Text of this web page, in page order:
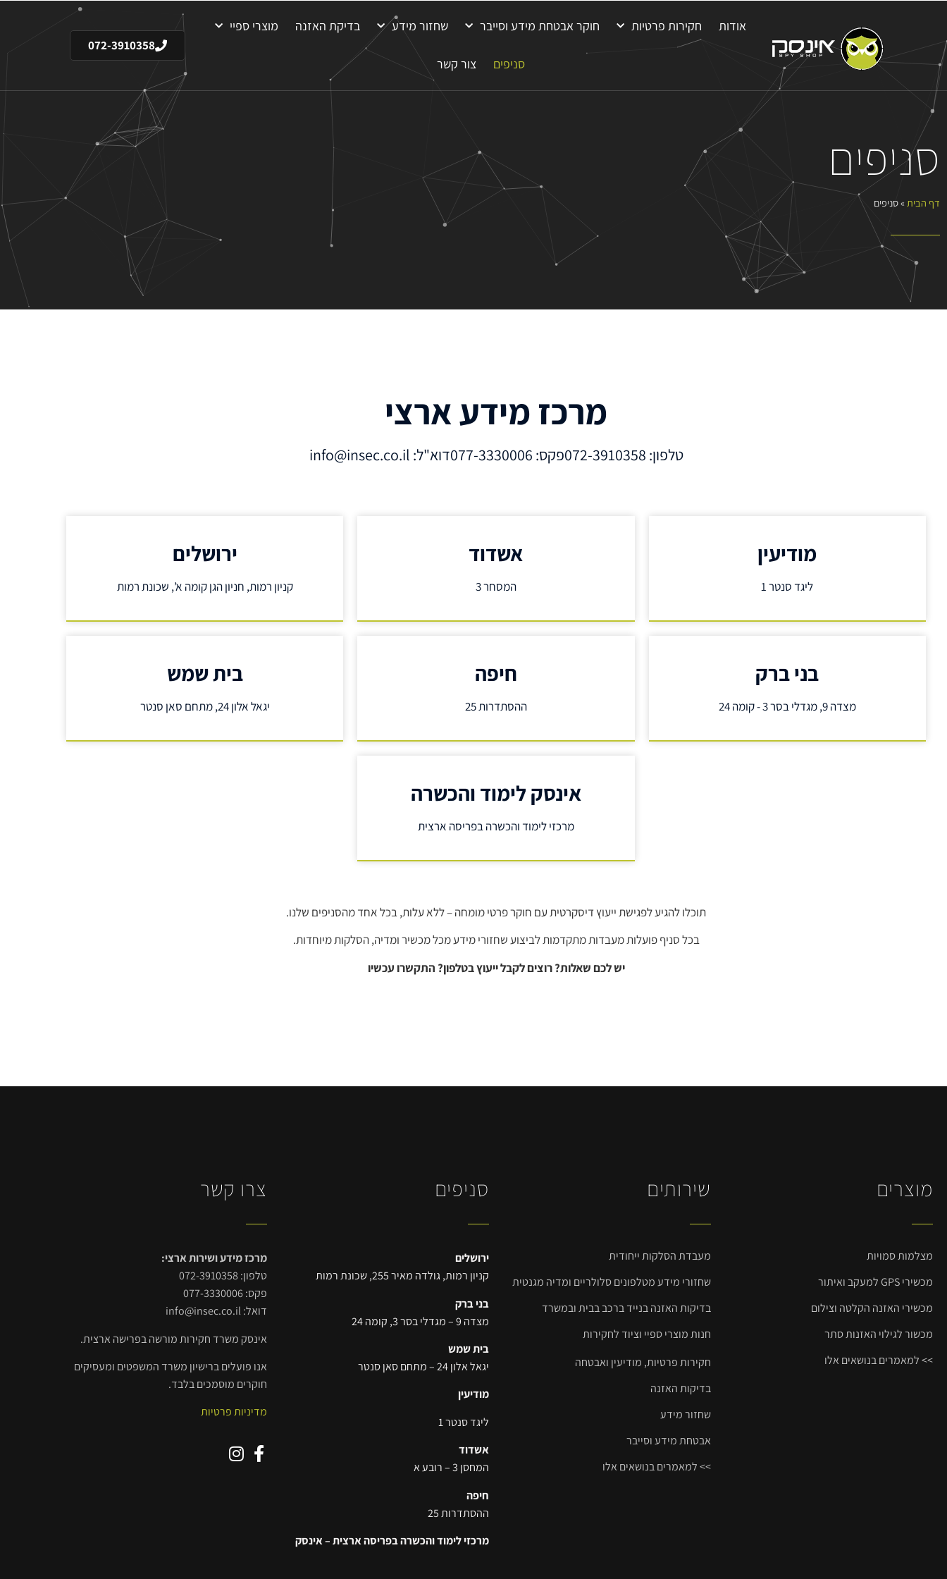
אודות חקירות פרטיות חוקר אבטחת מידע וסייבר שחזור מידע בדיקת האזנה מוצרי ספיי
סניפים צור קשר
072-3910358
סניפים
דף הבית »סניפים
מרכז מידע ארצי
טלפון: 072-3910358 פקס: 077-3330006 דוא"ל: info@insec.co.il
מודיעין
ליגד סנטר 1
בני ברק
מצדה 9, מגדלי בסר 3 - קומה 24
אשדוד
המסחר 3
חיפה
ההסתדרות 25
אינסק לימוד והכשרה
מרכזי לימוד והכשרה בפריסה ארצית
ירושלים
קניון רמות, חניון הגן קומה א’, שכונת רמות
בית שמש
יגאל אלון 24, מתחם סאן סנטר
תוכלו להגיע לפגישת ייעוץ דיסקרטית עם חוקר פרטי מומחה – ללא עלות, בכל אחד מהסניפים שלנו.
בכל סניף פועלות מעבדות מתקדמות לביצוע שחזורי מידע מכל מכשיר ומדיה, הסלקות מיוחדות.
יש לכם שאלות? רוצים לקבל ייעוץ בטלפון? התקשרו עכשיו
מוצרים
מצלמות סמויות
מכשירי GPS למעקב ואיתור
מכשירי האזנה הקלטה וצילום
מכשור לגילוי האזנות סתר
>> למאמרים בנושאים אלו
שירותים
מעבדת הסלקות ייחודית​
שחזורי מידע מטלפונים סלולריים ומדיה מגנטית​
בדיקות האזנה בנייד ברכב בבית ובמשרד
חנות מוצרי ספיי וציוד לחקירות
חקירות פרטיות, מודיעין ואבטחה
בדיקות האזנה
שחזור מידע
אבטחת מידע וסייבר
>> למאמרים בנושאים אלו
סניפים
ירושלים
קניון רמות, גולדה מאיר 255, שכונת רמות
בני ברק
מצדה 9 – מגדלי בסר 3, קומה 24
בית שמש
יגאל אלון 24 – מתחם סאן סנטר
מודיעין
ליגד סנטר 1
אשדוד
המחסן 3 – רובע א
חיפה
ההסתדרות 25
מרכזי לימוד והכשרה בפריסה ארצית – אינסק
צרו קשר
מרכז מידע ושירות ארצי:
טלפון: 072-3910358
פקס: 077-3330006
דואל: info@insec.co.il
אינסק משרד חקירות מורשה בפרישה ארצית.
אנו פועלים ברישיון משרד המשפטים ומעסיקים
חוקרים מוסמכים בלבד.
מדיניות פרטיות